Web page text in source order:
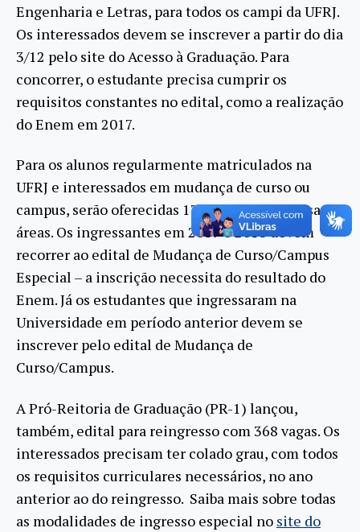
Engenharia e Letras, para todos os campi da UFRJ.
Os interessados devem se inscrever a partir do dia
3/12 pelo site do Acesso à Graduação. Para
concorrer, o estudante precisa cumprir os
requisitos constantes no edital, como a realização
do Enem em 2017.
Para os alunos regularmente matriculados na
UFRJ e interessados em mudança de curso ou
campus, serão oferecidas 130 vagas em diversas
áreas. Os ingressantes em 2017 e 2018 devem
recorrer ao edital de Mudança de Curso/Campus
Especial – a inscrição necessita do resultado do
Enem. Já os estudantes que ingressaram na
Universidade em período anterior devem se
inscrever pelo edital de Mudança de
Curso/Campus.
A Pró-Reitoria de Graduação (PR-1) lançou,
também, edital para reingresso com 368 vagas. Os
interessados precisam ter colado grau, com todos
os requisitos curriculares necessários, no ano
anterior ao do reingresso. Saiba mais sobre todas
as modalidades de ingresso especial no site do